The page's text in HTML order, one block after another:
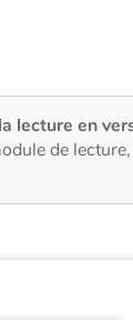
lecture en
de